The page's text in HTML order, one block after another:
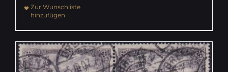
Zur Wunschliste
hinzufügen